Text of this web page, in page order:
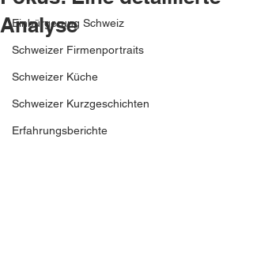
Einbürgerung Schweiz
Schweizer Firmenportraits
Schweizer Küche
Schweizer Kurzgeschichten
Erfahrungsberichte
Analyse